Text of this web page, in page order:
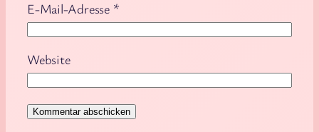
E-Mail-Adresse *
Website